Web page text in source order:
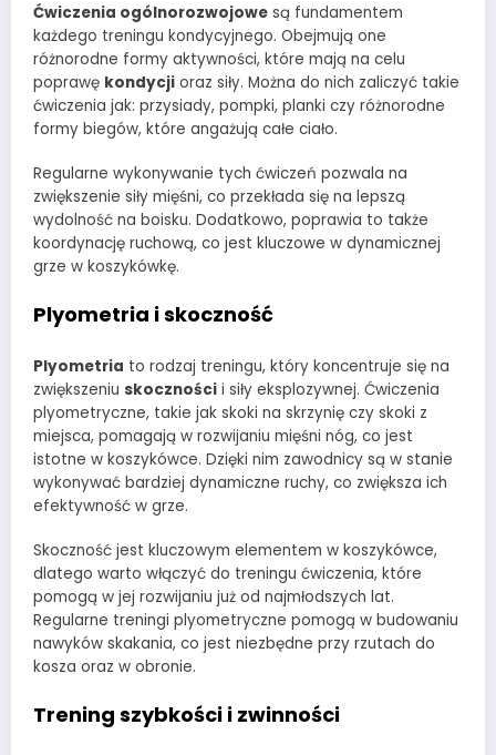
Ćwiczenia ogólnorozwojowe są fundamentem
każdego treningu kondycyjnego. Obejmują one
różnorodne formy aktywności, które mają na celu
poprawę kondycji oraz siły. Można do nich zaliczyć takie
ćwiczenia jak: przysiady, pompki, planki czy różnorodne
formy biegów, które angażują całe ciało.
Regularne wykonywanie tych ćwiczeń pozwala na
zwiększenie siły mięśni, co przekłada się na lepszą
wydolność na boisku. Dodatkowo, poprawia to także
koordynację ruchową, co jest kluczowe w dynamicznej
grze w koszykówkę.
Plyometria i skoczność
Plyometria to rodzaj treningu, który koncentruje się na
zwiększeniu skoczności i siły eksplozywnej. Ćwiczenia
plyometryczne, takie jak skoki na skrzynię czy skoki z
miejsca, pomagają w rozwijaniu mięśni nóg, co jest
istotne w koszykówce. Dzięki nim zawodnicy są w stanie
wykonywać bardziej dynamiczne ruchy, co zwiększa ich
efektywność w grze.
Skoczność jest kluczowym elementem w koszykówce,
dlatego warto włączyć do treningu ćwiczenia, które
pomogą w jej rozwijaniu już od najmłodszych lat.
Regularne treningi plyometryczne pomogą w budowaniu
nawyków skakania, co jest niezbędne przy rzutach do
kosza oraz w obronie.
Trening szybkości i zwinności